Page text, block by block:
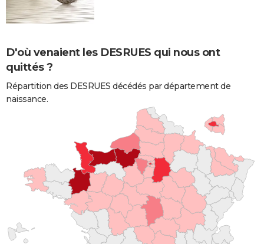
D'où venaient les DESRUES qui nous ont
quittés ?
Répartition des DESRUES décédés par département de
naissance.